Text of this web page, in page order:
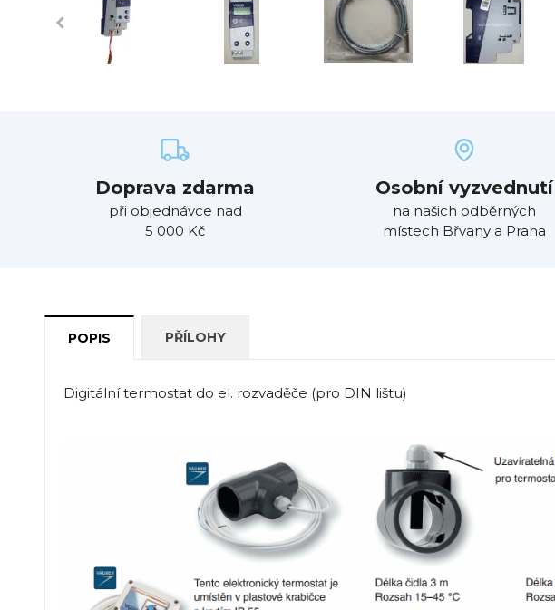
Doprava zdarma
při objednávce nad
5 000 Kč
Osobní vyzvednutí
na našich odběrných
místech Břvany a Praha
POPIS PŘÍLOHY
Digitální termostat do el. rozvaděče (pro DIN lištu)